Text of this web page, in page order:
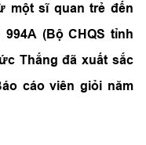
một sĩ quan trẻ đến
(Bộ CHQS tỉnh
Thắng đã xuất sắc
cáo viên giỏi năm